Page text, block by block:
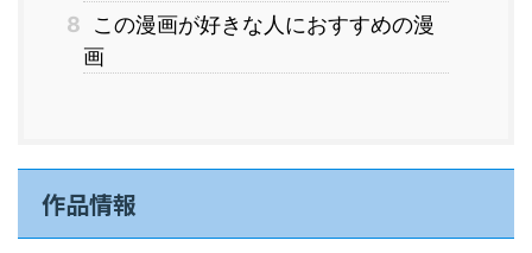
8
この漫画が好きな人におすすめの漫
画
作品情報